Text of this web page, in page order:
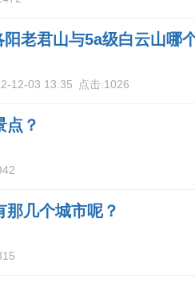
阳老君山与5a级白云山哪
12-03 13:35 点击:1026
点？
几个城市呢？